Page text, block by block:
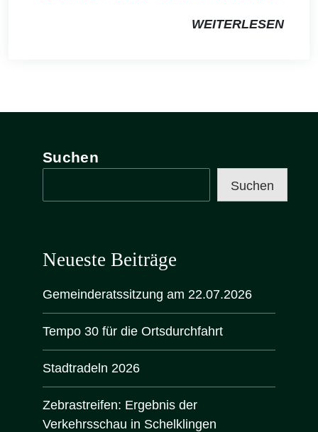
WEITERLESEN
Suchen
Suchen
Neueste Beiträge
Gemeinderatssitzung am 22.07.2026
Tempo 30 für die Ortsdurchfahrt
Stadtradeln 2026
Zebrastreifen: Ergebnis der
Verkehrsschau in Schelklingen